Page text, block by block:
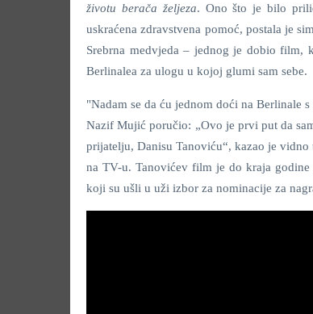
životu berača željeza. Ono što je bilo
uskraćena zdravstvena pomoć, postala je
Srebrna medvjeda – jednog je dobio
Berlinalea za ulogu u kojoj glumi sam sebe.
"Nadam se da ću jednom doći na Berlinale
Nazif Mujić poručio: „Ovo je prvi put da
prijatelju, Danisu Tanoviću“, kazao je
na TV-u. Tanovićev film je do kraja
koji su ušli u uži izbor za nominacije za